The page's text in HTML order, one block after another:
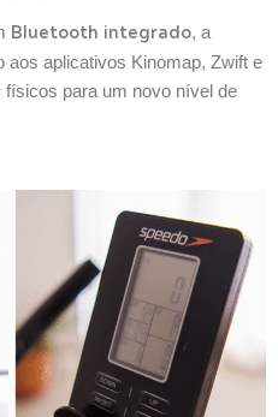
Bluetooth integrado, a
aos aplicativos Kinomap, Zwift e
para um novo nível de